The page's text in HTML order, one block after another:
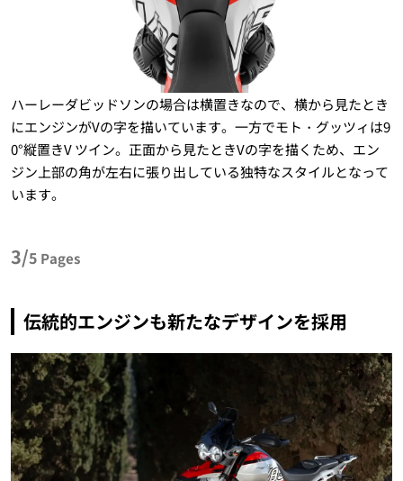
ハーレーダビッドソンの場合は横置きなので、横から見たとき
にエンジンがVの字を描いています。一方でモト・グッツィは9
0°縦置きV ツイン。正面から見たときVの字を描くため、エン
ジン上部の角が左右に張り出している独特なスタイルとなって
います。
3/5 Pages
伝統的エンジンも新たなデザインを採用